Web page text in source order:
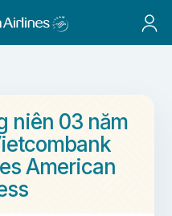
niên 03 năm
American